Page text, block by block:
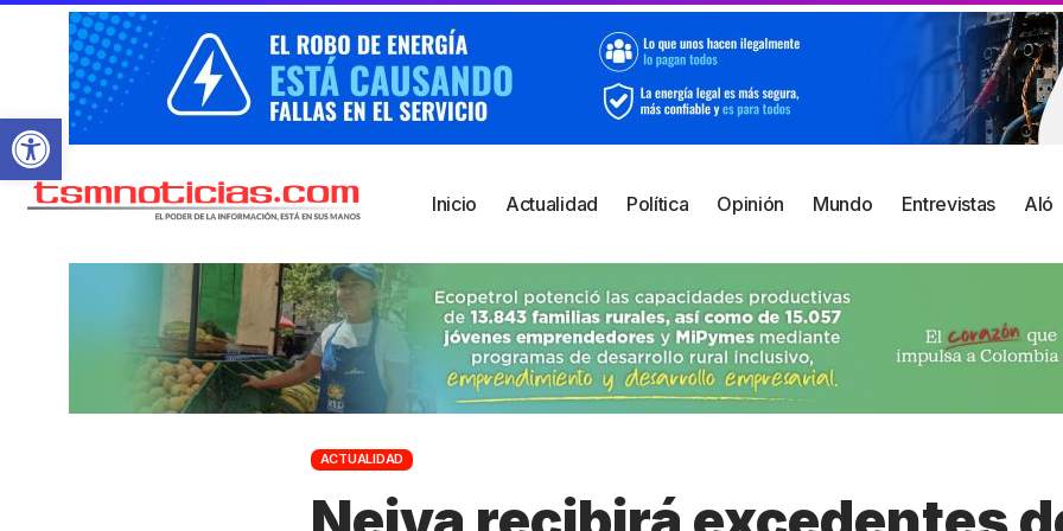
Abrir barra de herramientas
Inicio Actualidad Política Opinión Mundo Entrevistas Aló
ACTUALIDAD